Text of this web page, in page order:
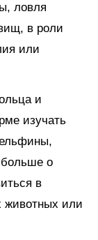
ловля
в роли
или
и
изучать
больше о
в
животных или